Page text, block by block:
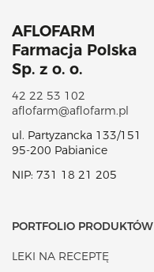
AFLOFARM
Farmacja Polska
Sp. z o. o.
42 22 53 102
aflofarm@aflofarm.pl
ul. Partyzancka 133/151
95-200 Pabianice
NIP: 731 18 21 205
PORTFOLIO PRODUKTÓW
LEKI NA RECEPTĘ